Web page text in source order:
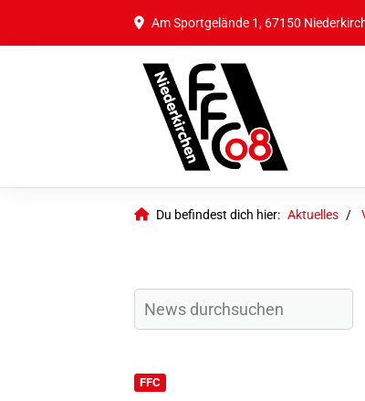
Am Sportgelände 1, 67150
Du befindest dich hier: Aktuelles
FFC